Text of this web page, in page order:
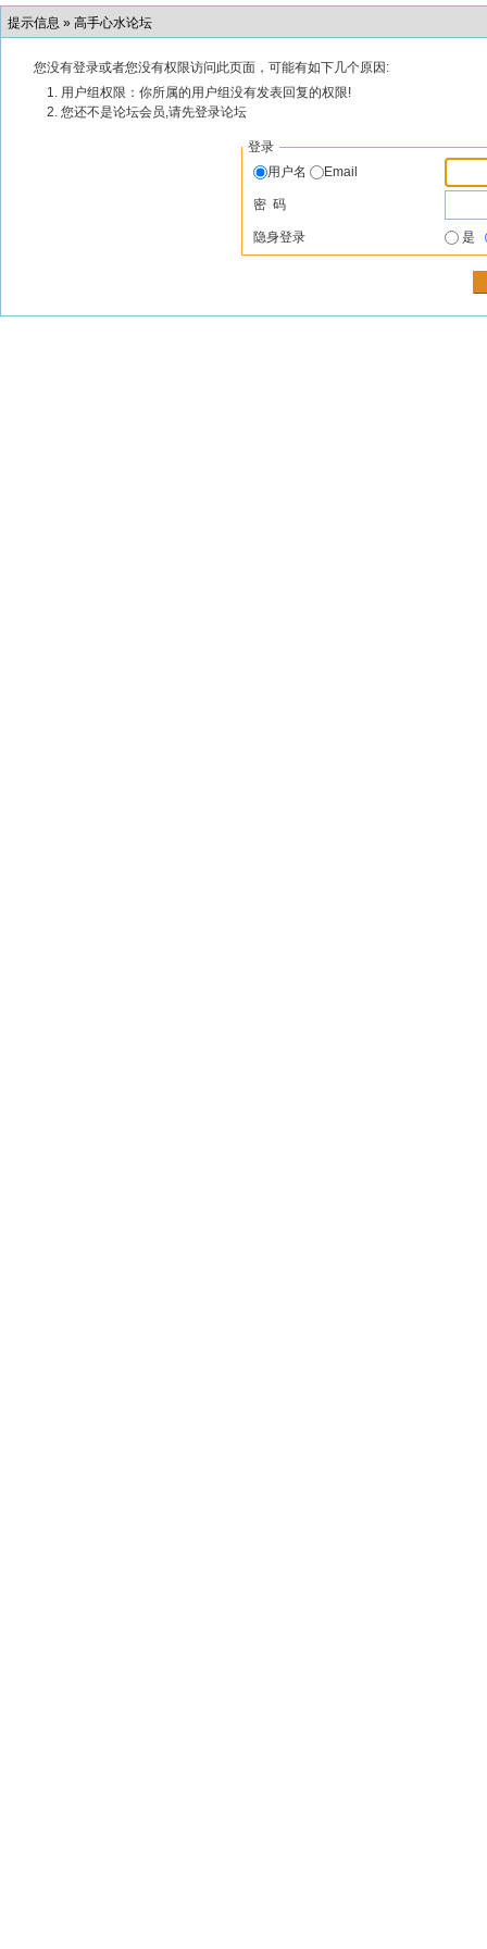
提示信息 » 高手心水论坛
您没有登录或者您没有权限访问此页面，可能有如下几个原因:
用户组权限：你所属的用户组没有发表回复的权限!
您还不是论坛会员,请先登录论坛
登录
用户名
Email
密 码
隐身登录 是